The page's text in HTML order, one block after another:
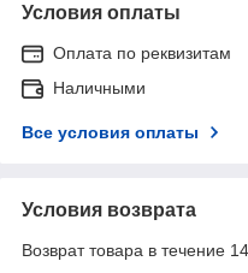
Условия оплаты
Оплата по реквизитам
Наличными
Все условия оплаты
Условия возврата
Возврат товара в течение